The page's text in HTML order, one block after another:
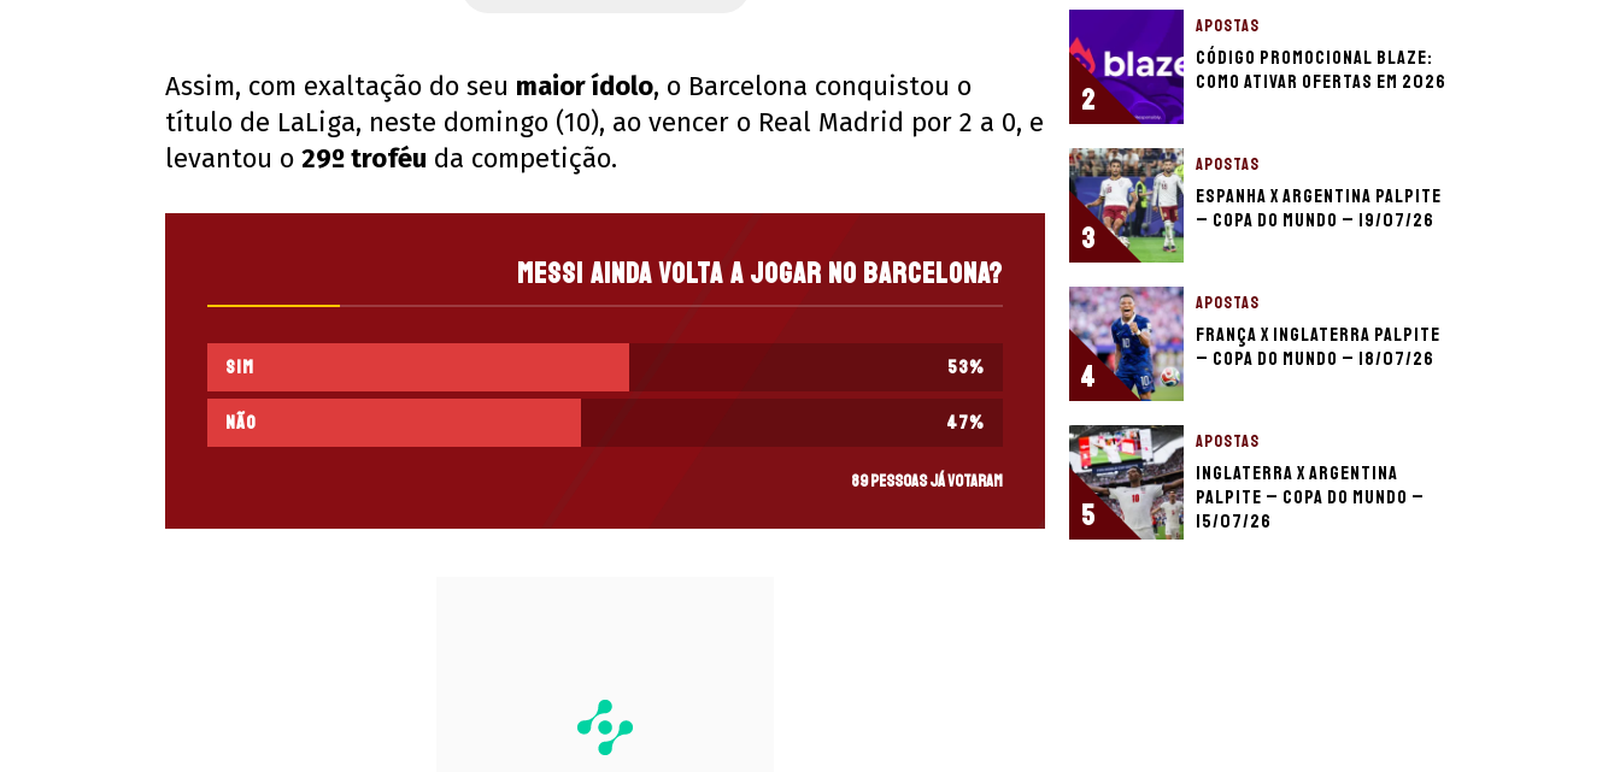
Assim, com exaltação do seu maior ídolo, o Barcelona conquistou o
título de LaLiga, neste domingo (10), ao vencer o Real Madrid por 2 a 0, e
levantou o 29º troféu da competição.
Messi ainda volta a jogar no Barcelona?
SIM 53%
NÃO 47%
89 pessoas já votaram
2
APOSTAS
Código promocional Blaze:
como ativar ofertas em 2026
3
APOSTAS
Espanha x Argentina palpite
– Copa do Mundo – 19/07/26
4
APOSTAS
França x Inglaterra palpite
– Copa do Mundo – 18/07/26
5
APOSTAS
Inglaterra x Argentina
palpite – Copa do Mundo –
15/07/26